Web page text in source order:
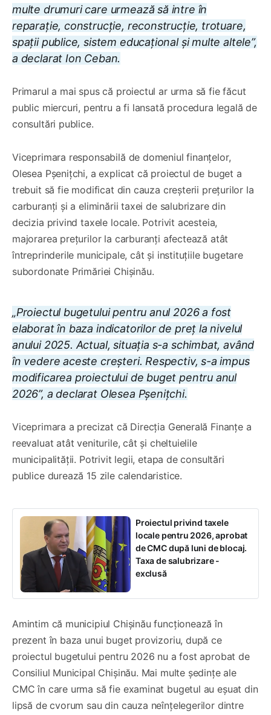
multe drumuri care urmează să intre în
reparație, construcție, reconstrucție, trotuare,
spații publice, sistem educațional și multe altele”,
a declarat Ion Ceban.
Primarul a mai spus că proiectul ar urma să fie făcut
public miercuri, pentru a fi lansată procedura legală de
consultări publice.
Viceprimara responsabilă de domeniul finanțelor,
Olesea Pșenițchi, a explicat că proiectul de buget a
trebuit să fie modificat din cauza creșterii prețurilor la
carburanți și a eliminării taxei de salubrizare din
decizia privind taxele locale. Potrivit acesteia,
majorarea prețurilor la carburanți afectează atât
întreprinderile municipale, cât și instituțiile bugetare
subordonate Primăriei Chișinău.
„Proiectul bugetului pentru anul 2026 a fost
elaborat în baza indicatorilor de preț la nivelul
anului 2025. Actual, situația s-a schimbat, având
în vedere aceste creșteri. Respectiv, s-a impus
modificarea proiectului de buget pentru anul
2026”, a declarat Olesea Pșenițchi.
Viceprimara a precizat că Direcția Generală Finanțe a
reevaluat atât veniturile, cât și cheltuielile
municipalității. Potrivit legii, etapa de consultări
publice durează 15 zile calendaristice.
Proiectul privind taxele
locale pentru 2026, aprobat
de CMC după luni de blocaj.
Taxa de salubrizare -
exclusă
Amintim că municipiul Chișinău funcționează în
prezent în baza unui buget provizoriu, după ce
proiectul bugetului pentru 2026 nu a fost aprobat de
Consiliul Municipal Chișinău. Mai multe ședințe ale
CMC în care urma să fie examinat bugetul au eșuat din
lipsă de cvorum sau din cauza neînțelegerilor dintre